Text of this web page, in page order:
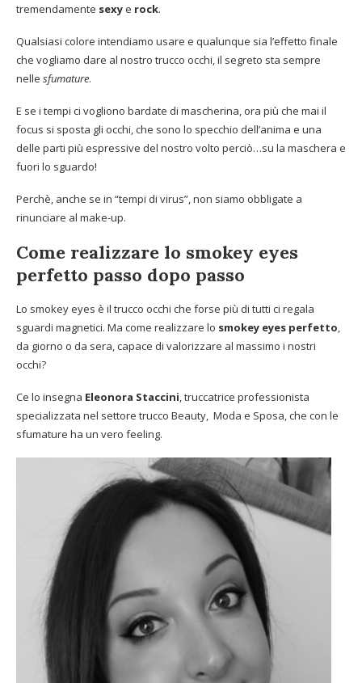
tremendamente sexye rock.
Qualsiasi colore intendiamo usare e qualunque sia l’effetto finale
che vogliamo dare al nostro trucco occhi, il segreto sta sempre
nelle sfumature.
E se i tempi ci vogliono bardate di mascherina, ora più che mai il
focus si sposta gli occhi, che sono lo specchio dell’anima e una
delle parti più espressive del nostro volto perciò…su la maschera e
fuori lo sguardo!
Perchè, anche se in “tempi di virus”, non siamo obbligate a
rinunciare al make-up.
Come realizzare lo smokey eyes
perfetto passo dopo passo
Lo smokey eyes è il trucco occhi che forse più di tutti ci regala
sguardi magnetici. Ma come realizzare lo smokey eyes perfetto,
da giorno o da sera, capace di valorizzare al massimo i nostri
occhi?
Ce lo insegna Eleonora Staccini, truccatrice professionista
specializzata nel settore trucco Beauty, Moda e Sposa, che con le
sfumature ha un vero feeling.